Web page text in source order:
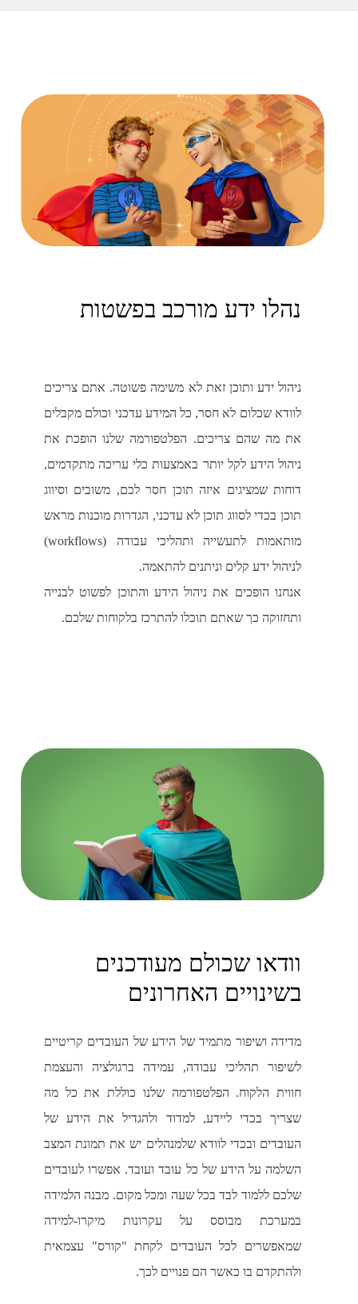
נהלו ידע מורכב בפשטות
ניהול ידע ותוכן זאת לא משימה פשוטה. אתם צריכים
לוודא שכלום לא חסר, כל המידע עדכני וכולם מקבלים
את מה שהם צריכים. הפלטפורמה שלנו הופכת את
ניהול הידע לקל יותר באמצעות כלי עריכה מתקדמים,
דוחות שמציגים איזה תוכן חסר לכם, משובים וסיווג
תוכן בכדי לסווג תוכן לא עדכני, הגדרות מוכנות מראש
מותאמות לתעשייה ותהליכי עבודה (workflows)
לניהול ידע קלים וניתנים להתאמה.
אנחנו הופכים את ניהול הידע והתוכן לפשוט לבנייה
ותחזוקה כך שאתם תוכלו להתרכז בלקוחות שלכם.
וודאו שכולם מעודכנים
בשינויים האחרונים
מדידה ושיפור מתמיד של הידע של העובדים קריטיים
לשיפור תהליכי עבודה, עמידה ברגולציה והעצמת
חווית הלקוח. הפלטפורמה שלנו כוללת את כל מה
שצריך בכדי ליידע, למדוד ולהגדיל את הידע של
העובדים ובכדי לוודא שלמנהלים יש את תמונת המצב
השלמה על הידע של כל עובד ועובד. אפשרו לעובדים
שלכם ללמוד לבד בכל שעה ומכל מקום. מבנה הלמידה
במערכת מבוסס על עקרונות מיקרו-למידה
שמאפשרים לכל העובדים לקחת "קורס" עצמאית
ולהתקדם בו כאשר הם פנויים לכך.